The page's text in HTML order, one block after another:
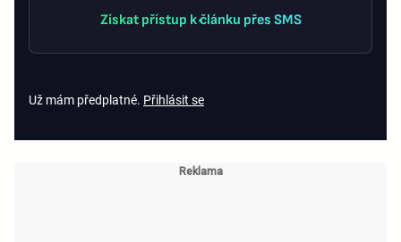
Získat přístup k článku přes SMS
Už mám předplatné. Přihlásit se